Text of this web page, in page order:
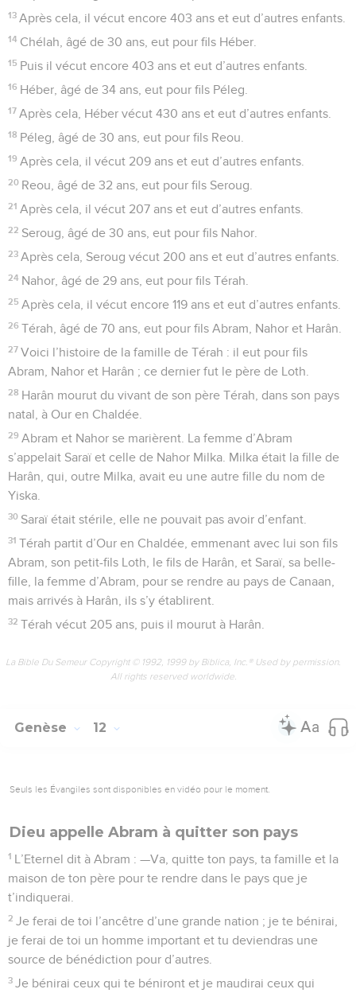
13 Après cela, il vécut encore 403 ans et eut d’autres enfants.
14 Chélah, âgé de 30 ans, eut pour fils Héber.
15 Puis il vécut encore 403 ans et eut d’autres enfants.
16 Héber, âgé de 34 ans, eut pour fils Péleg.
17 Après cela, Héber vécut 430 ans et eut d’autres enfants.
18 Péleg, âgé de 30 ans, eut pour fils Reou.
19 Après cela, il vécut 209 ans et eut d’autres enfants.
20 Reou, âgé de 32 ans, eut pour fils Seroug.
21 Après cela, il vécut 207 ans et eut d’autres enfants.
22 Seroug, âgé de 30 ans, eut pour fils Nahor.
23 Après cela, Seroug vécut 200 ans et eut d’autres enfants.
24 Nahor, âgé de 29 ans, eut pour fils Térah.
25 Après cela, il vécut encore 119 ans et eut d’autres enfants.
26 Térah, âgé de 70 ans, eut pour fils Abram, Nahor et Harân.
27 Voici l’histoire de la famille de Térah : il eut pour fils
Abram, Nahor et Harân ; ce dernier fut le père de Loth.
28 Harân mourut du vivant de son père Térah, dans son pays
natal, à Our en Chaldée.
29 Abram et Nahor se marièrent. La femme d’Abram
s’appelait Saraï et celle de Nahor Milka. Milka était la fille de
Harân, qui, outre Milka, avait eu une autre fille du nom de
Yiska.
30 Saraï était stérile, elle ne pouvait pas avoir d’enfant.
31 Térah partit d’Our en Chaldée, emmenant avec lui son fils
Abram, son petit-fils Loth, le fils de Harân, et Saraï, sa belle-
fille, la femme d’Abram, pour se rendre au pays de Canaan,
mais arrivés à Harân, ils s’y établirent.
32 Térah vécut 205 ans, puis il mourut à Harân.
La Bible Du Semeur Copyright © 1992, 1999 by Biblica, Inc.® Used by permission.
All rights reserved worldwide.
Genèse 12
Seuls les Évangiles sont disponibles en vidéo pour le moment.
Dieu appelle Abram à quitter son pays
1 L’Eternel dit à Abram : —Va, quitte ton pays, ta famille et la
maison de ton père pour te rendre dans le pays que je
t’indiquerai.
2 Je ferai de toi l’ancêtre d’une grande nation ; je te bénirai,
je ferai de toi un homme important et tu deviendras une
source de bénédiction pour d’autres.
3 Je bénirai ceux qui te béniront et je maudirai ceux qui